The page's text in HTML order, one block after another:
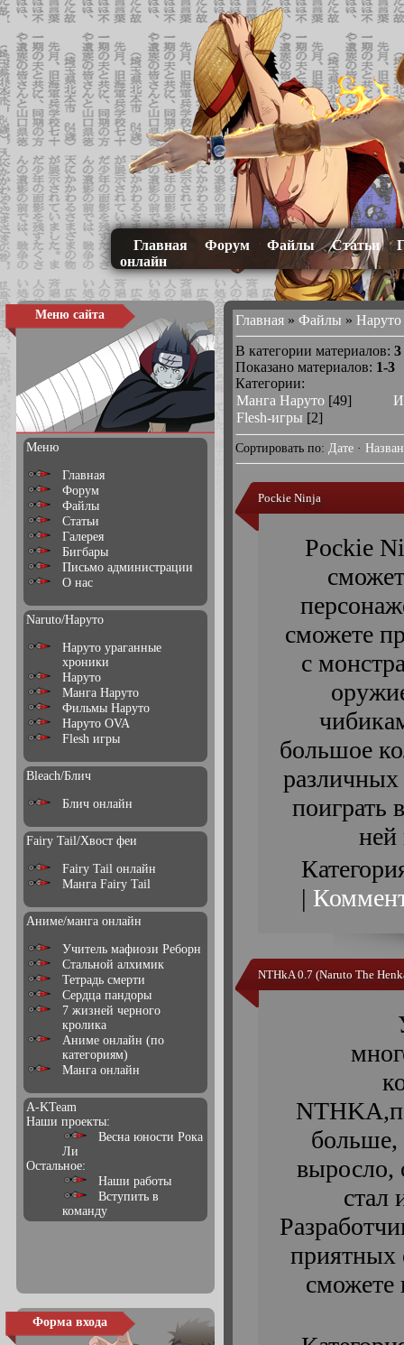
Главная Форум Файлы Статьи
онлайн
Меню сайта
Меню
Главная
Форум
Файлы
Статьи
Галерея
Бигбары
Письмо администрации
О нас
Naruto/Наруто
Наруто ураганные
хроники
Наруто
Манга Наруто
Фильмы Наруто
Наруто OVA
Flesh игры
Bleach/Блич
Блич онлайн
Fairy Tail/Хвост феи
Fairy Tail онлайн
Манга Fairy Tail
Аниме/манга онлайн
Учитель мафиози Реборн
Стальной алхимик
Тетрадь смерти
Сердца пандоры
7 жизней черного
кролика
Аниме онлайн (по
категориям)
Манга онлайн
A-KTeam
Наши проекты:
Весна юности Рока
Ли
Остальное:
Наши работы
Вступить в
команду
Форма входа
Главная » Файлы » Наруто
В категории материалов: 3
Показано материалов: 1-3
Категории:
Манга Наруто [49]
Flesh-игры [2]
Сортировать по: Дате ·
Pockie Ninja
Pockie
сможете
с
большое
поиграть
ней
|
NTHkA 0.7 (Naruto The
больше,
выросло,
стал
приятных
сможете